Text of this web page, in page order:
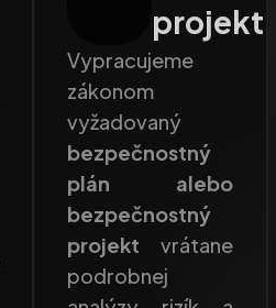
projekt
Vypracujeme
zákonom
vyžadovaný
bezpečnostný
plán alebo
bezpečnostný
projekt vrátane
podrobnej